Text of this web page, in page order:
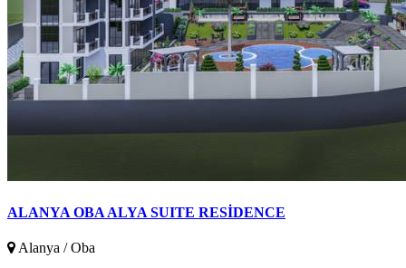
ALANYA OBA ALYA SUITE RESİDENCE
Alanya / Oba